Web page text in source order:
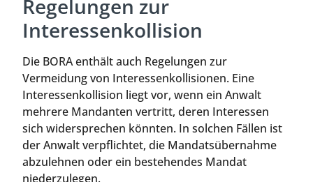
Regelungen zur
Interessenkollision
Die BORA enthält auch Regelungen zur
Vermeidung von Interessenkollisionen. Eine
Interessenkollision liegt vor, wenn ein Anwalt
mehrere Mandanten vertritt, deren Interessen
sich widersprechen könnten. In solchen Fällen ist
der Anwalt verpflichtet, die Mandatsübernahme
abzulehnen oder ein bestehendes Mandat
niederzulegen.